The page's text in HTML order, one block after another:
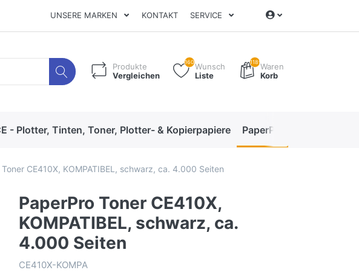
UNSERE MARKEN KONTAKT SERVICE
Produkte
Vergleichen
160Wunsch
Liste
1189Waren
Korb
- Plotter, Tinten, Toner, Plotter- & Kopierpapiere PaperPro High-
CE410X, KOMPATIBEL, schwarz, ca. 4.000 Seiten
PaperPro Toner CE410X,
KOMPATIBEL, schwarz, ca.
4.000 Seiten
CE410X-KOMPA